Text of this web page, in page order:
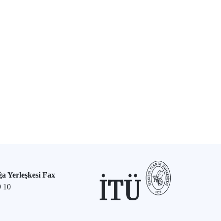
Yerleşkesi Fax
10